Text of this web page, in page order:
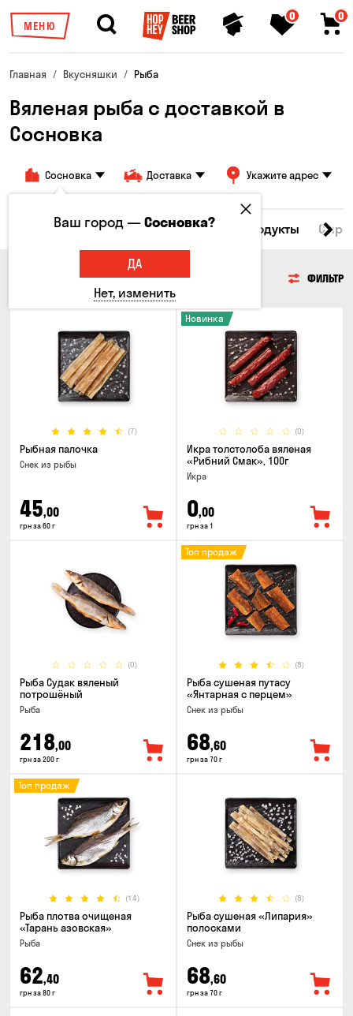
МЕНЮ
0 0
Главная Вкусняшки Рыба
Вяленая рыба с доставкой в ​​
Сосновка
Сосновка Доставка Укажите адрес
Все товары Мясо Рыба Морепродукты
ФИЛЬТР
(7)
Рыбная палочка
Снек из рыбы
45,00
грн за 60 г
(0)
Новинка
Икра толстолоба вяленая
«Рибний Смак», 100г
Икра
0,00
грн за 1
(0)
Рыба Судак вяленый
потрошёный
Рыба
218,00
грн за 200 г
(8)
Топ продаж
Рыба сушеная путасу
«Янтарная с перцем»
Снек из рыбы
68,60
грн за 70 г
(14)
Топ продаж
Рыба плотва очищеная
«Тарань азовская»
Рыба
62,40
грн за 80 г
(8)
Рыба сушеная «Липария»
полосками
Снек из рыбы
68,60
грн за 70 г
Ваш город —Сосновка?
ДА
Нет, изменить